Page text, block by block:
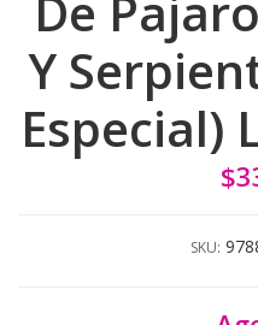
Y
Especial)
SKU: